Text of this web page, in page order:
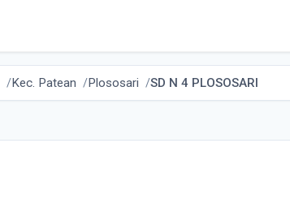
Kec. Patean Plososari SD N 4 PLOSOSARI